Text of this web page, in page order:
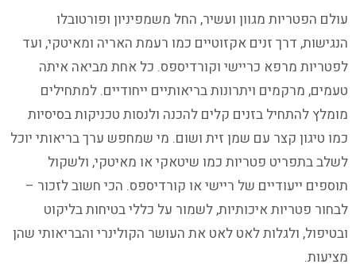
עולם הפטריות מגוון ועשיר, החל משמפיניון ופורטובלו
הנגישות, דרך זנים אקזוטיים כמו רעמת האריה ומאיטקי, ועד
לפטריות מרפא כריישי וקורדיספס. כל אחת מביאה איתה
טעמים, מרקמים ויתרונות בריאותיים ייחודיים. למתחילים
מומלץ להתחיל בזנים קלים להכנה ולנסות טכניקות בסיסיות
כמו טיגון קצר עם שמן זית ושום. מי שמחפש ערך בריאותי יוכל
לשלב בתפריט פטריות כמו שיטאקי או מאיטקי, ולשקול
תוספים ייעודיים של ריישי או קורדיספס. הכי חשוב לזכור –
לבחור פטריות איכותיות, לשמור על כללי בטיחות בליקוט
ובטיפול, ולגלות לאט לאט את העושר הקולינרי והבריאותי שהן
מציעות.